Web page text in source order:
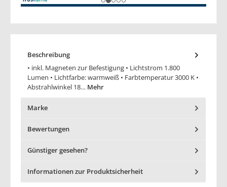
Beschreibung
• inkl. Magneten zur Befestigung • Lichtstrom 1.800
Lumen • Lichtfarbe: warmweiß • Farbtemperatur 3000 K •
Abstrahlwinkel 18… Mehr
Marke
Bewertungen
Günstiger gesehen?
Informationen zur Produktsicherheit